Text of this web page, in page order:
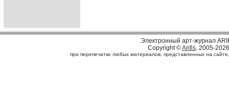
Электронный арт-журнал
Copyright ©Arifis, 2005-2026
при перепечатке любых материалов, представленных на